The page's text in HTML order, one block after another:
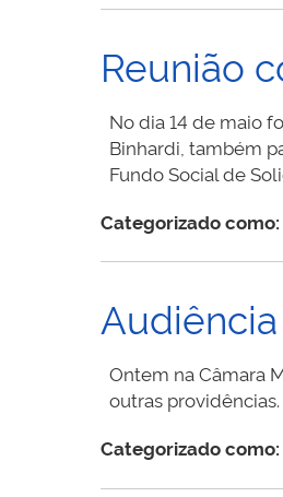
Reunião
No dia 14 de maio
Binhardi, também
Fundo Social de
Categorizado como:
Ontem na Câmara
outras providências.
Categorizado como: